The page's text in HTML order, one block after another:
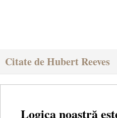
Citate de Hubert Reeves
Logica noastră